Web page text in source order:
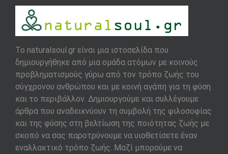
To naturalsoul.gr είναι μια ιστοσελίδα που
δημιουργήθηκε από μια ομάδα ατόμων με κοινούς
προβληματισμούς γύρω από τον τρόπο ζωής του
σύγχρονου ανθρώπου και με κοινή αγάπη για τη φύση
και το περιβάλλον. Δημιουργούμε και συλλέγουμε
άρθρα που αναδεικνύουν τη συμβολή της φιλοσοφίας
και της φύσης στη βελτίωση της ποιότητας ζωής με
σκοπό να σας παροτρύνουμε να υιοθετίσετε έναν
εναλλακτικό τρόπο ζωής. Μαζί μπορούμε να